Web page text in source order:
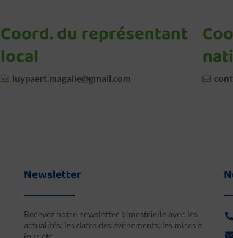
Coord. du représentant
local
luypaert.magalie@gmail.com
Newsletter
Recevez notre newsletter bimestrielle avec les
actualités, les dates des évènements, les mises à
jour etc…